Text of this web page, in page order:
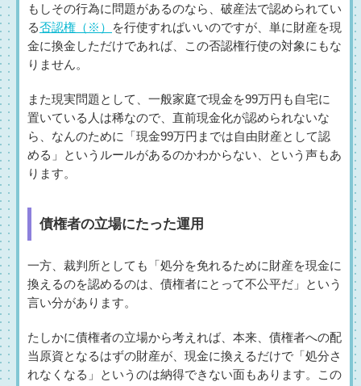
もしその行為に問題があるのなら、破産法で認められてい
る否認権（※）
を行使すればいいのですが、単に財産を現
金に換金しただけであれば、この否認権行使の対象にもな
りません。
また現実問題として、一般家庭で現金を99万円も自宅に
置いている人は稀なので、直前現金化が認められないな
ら、なんのために「現金99万円までは自由財産として認
める」というルールがあるのかわからない、という声もあ
ります。
債権者の立場にたった運用
一方、裁判所としても「処分を免れるために財産を現金に
換えるのを認めるのは、債権者にとって不公平だ」という
言い分があります。
たしかに債権者の立場から考えれば、本来、債権者への配
当原資となるはずの財産が、現金に換えるだけで「処分さ
れなくなる」というのは納得できない面もあります。この